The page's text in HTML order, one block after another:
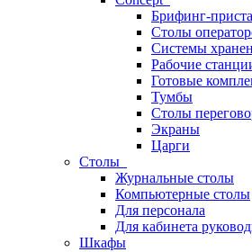
Брифинг-
Столы
Системы
Рабочие
Готовые
Тумбы
Столы
Экраны
Царги
Столы
Журнальные столы
Компьютерные столы
Для персонала
Для кабинета
Шкафы